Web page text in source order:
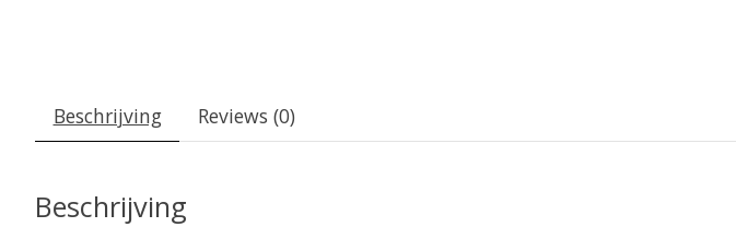
Beschrijving Reviews (0)
Beschrijving